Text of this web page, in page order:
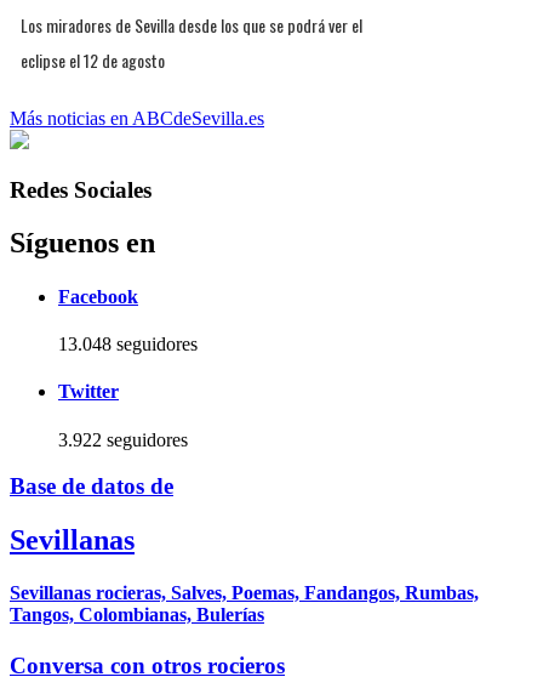
Los miradores de Sevilla desde los que se podrá ver el
eclipse el 12 de agosto
Más noticias en ABCdeSevilla.es
Redes Sociales
Síguenos en
Facebook
13.048 seguidores
Twitter
3.922 seguidores
Base de datos de
Sevillanas
Sevillanas rocieras, Salves, Poemas, Fandangos, Rumbas,
Tangos, Colombianas, Bulerías
Conversa con otros rocieros